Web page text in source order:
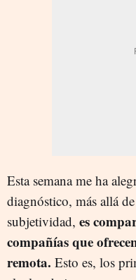
Esta semana me ha
diagnóstico, más allá
subjetividad, es
compañías que
remota. Esto es, los